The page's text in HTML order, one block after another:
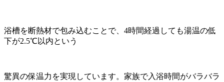
浴槽を断熱材で包み込むことで、4時間経過しても湯温の低
下が2.5℃以内という
驚異の保温力を実現しています。家族で入浴時間がバラバラ